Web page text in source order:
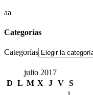
aa
Categorías
Categorías
julio 2017
D L M X J V S